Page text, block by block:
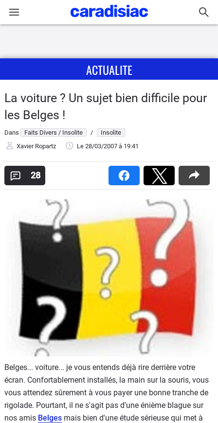
Actu
Essais
Guide
Electriques
Flottes
Auto
Services
Forum
Moto
Marques
ACTUALITE
La voiture ? Un sujet bien difficile pour
les Belges !
Dans Faits Divers / Insolite /
Insolite
Xavier Ropartz
Le 28/03/2007 à 19:41
28
Belges... voiture... je vous entends déjà rire derrière votre
écran. Confortablement installés, la main sur la souris, vous
vous attendez sûrement à vous payer une bonne tranche de
rigolade. Pourtant, il ne s'agit pas d'une énième blague sur
nos amis Belges mais bien d'une étude sérieuse qui met à